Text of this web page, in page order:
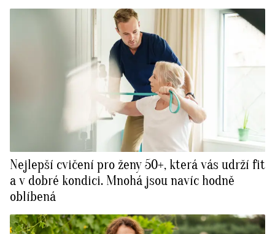
Nejlepší cvičení pro ženy 50+, která vás udrží fit
a v dobré kondici. Mnohá jsou navíc hodně
oblíbená